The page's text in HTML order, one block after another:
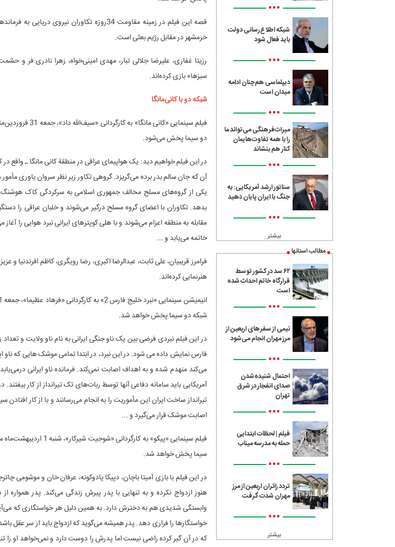
•••
شبکه اطلاع‌رسانی دولت
باید فعال شود
•••
دیپلماسی هم‌چنان ادامه
میدان است
•••
میراث‌فرهنگی می‌تواند ما
را با همه تفاوت‌هایمان
کنار هم بنشاند
•••
سناتور ارشد آمریکایی: به
جنگ با ایران پایان دهید
•••
بیشتر
مطالب استانها
۶۲ سد در کشور توسط
قرارگاه خاتم احداث شده
است
•••
نیمی از سفرهای اربعین از
مرز مهران انجام می‌شود
•••
احتمال شنیده‌شدن
صدای انفجار در شرق
تهران
•••
فیلم | لحظات ابتدایی
حمله به مدرسه میناب
•••
تردد زائران اربعین از مرز
مهران شدت گرفت
•••
بیشتر
قصه این فیلم در زمینه مقاومت 34روزه تکاوران
خرمشهر در مقابل رژیم بعثی است.
رزیتا غفاری، علیرضا جلالی تبار، مهدی امینی‌خواه، زهرا نادری فر و
سبزها» بازی کرده‌اند.
شبکه دو با کانی‌مانگا
دو سیما پخش می‌شود.
در این فیلم خواهیم دید: یک هواپیمای عراقی در منطقة کانی مانگا ـ واقع
آن که جان سالم بدر برده می‌گریزد. گروهی تکاور زیر نظر سروان یاوری
یکی از گروه‌های مسلح مخالف جمهوری اسلامی به سرکردگی کاک هوشنگ
بدهد. تکاوران با اعضای گروه مسلح درگیر می‌شوند و خلبان عراقی را
مقابله به منطقه اعزام می‌شوند و با هلی کوپترهای ایرانی نبرد هوایی را
خاتمه می‌یابد و ...
فرامرز قریبیان، علی ثابت، عبدالرضا اکبری، رضا رویگری، کاظم افرندنیا و
هنرنمایی کرده‌اند.
شبکه دو سیما پخش خواهد شد.
در این فیلم نبردی فرضی بین یک ناو جنگی ایرانی به نام ناو ولایت و
فارس نمایش داده می شود. در این نبرد، در ابتدا تمامی موشک هایی که ناو
می‌کند منهدم شده و به اهداف اصابت نمی‌کند. فرمانده ناو ایرانی
آمریکایی باید سامانه دفاعی آنها توسط ربات‌های تک تیرانداز از کار
تیرانداز ساخت ایران این مأموریت را به انجام می‌رسانند و با از کار افتادن
اصابت موشک قرار می‌گیرد و ...
سیما پخش خواهد شد.
در این فیلم با بازی آمیتا باچان، دپیکا پادوکونه، عرفان خان و موشومی
هنوز ازدواج نکرده و به تنهایی با پدر پیرش زندگی می‌کند. پدر همواره
وابستگی شدیدی هم به دخترش دارد. به همین دلیل هر خواستگاری که
خواستگارها را فراری دهد. پدر همیشه می‌گوید که ازدواج باید از سر عقل
که در آن گیر کرده راضی نیست اما پدرش را دوست دارد و نمی‌خواهد او را